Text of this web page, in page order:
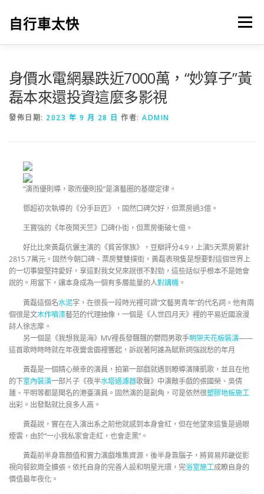
自行車太快 選單
身價水電網暴跌近7000萬，“妙算子”黃
磊本來還投資這麼多影視
發佈日期: 2023 年 9 月 28 日 作者: ADMIN
“演而優則導，歌而優則投”是演藝圈的基礎定律。
鄧超初次執導的《分手巨匠》，固然口碑欠好，但票房過3億。
王寶強的《年夜鬧天竺》口碑仆街，但票房衝破七億。
好比比來黃磊伉儷主演的《貧苦傢族》，豆瓣評分4.9，上演5天票房累計
2815.7萬元。固然今朝口碑、票房雙雙撲街，黃磊表現隻是想要對這個世界上
的一切事變堅持愛好，享這對我女兒來說很不對勁，這些話似乎根本不是她會
說的。用當下，讓本身成為一個有多層能量的人對講機 。
黃磊這個名水泥字，在很長一段時光裡可謂“文藝男青年”的代名詞。他有兩
個很是文木作噴漆藝范的代理抽像，一個是《人世四月天》裡的平易近國浪漫
詩人徐志摩。
另一個是《我想我是海》MV裡長發飄飄的鬱悶男歌手明架天花板裝潢——
這首歌時時時就在年夜黌舍園裡響起，訴說著阿誰為賦新詞強說愁的年月
黃磊是一個精心榮幸的演員，拍第一部戲就遇到瞭導演陳凱歌，並且在他
的下室內裝潢一部片子《夜半水塔過濾器歌聲》中演敵手戲的張國榮、吳倩
蓮、平明等都是聞名的港臺演員。固然演的是副角，可是依然很塑膠地板施工
出彩。出發點就比良多人高。
黃磊說，實在在入演出系之前他就感到本身會紅，但在他望來這隻是過眼
煙雲，由於“一小我私家會走紅，也會走黑”。
黃磊前半身靠顏值和實力演戲堆集資源，後半身靠腦子，將貿易邦畿從影
視向餐飲周全擴張。依托自身的完善人設和明星光環，完浴室施工成瞭自身的
價值最年夜化。